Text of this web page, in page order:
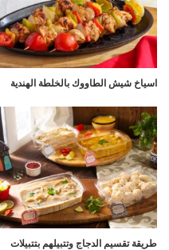
اسياخ شيش الطاووك بالخلطة الهندية
طريقة تقسيم الدجاج وتتبيلهم بتتبيلات